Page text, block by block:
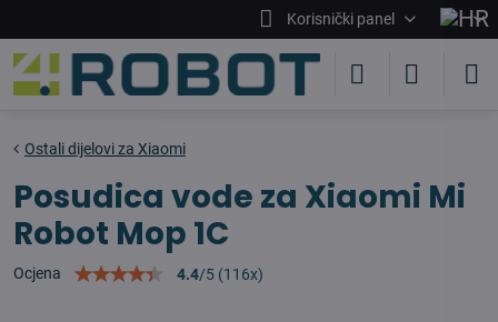
Korisnički panel
Ostali dijelovi za Xiaomi
Posudica vode za Xiaomi Mi
Robot Mop 1C
Ocjena 4.4/5 (116x)